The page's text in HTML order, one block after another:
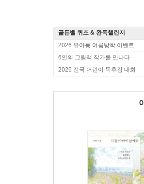
골든벨 퀴즈 & 완독챌린지
2026 유아동 여름방학 이벤트
6인의 그림책 작가를 만나다
2026 전국 어린이 독후감 대회